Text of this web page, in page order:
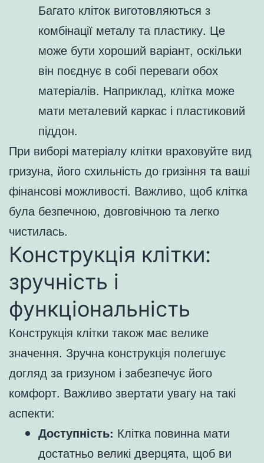
Багато кліток виготовляються з
комбінації металу та пластику. Це
може бути хороший варіант, оскільки
він поєднує в собі переваги обох
матеріалів. Наприклад, клітка може
мати металевий каркас і пластиковий
піддон.
При виборі матеріалу клітки враховуйте вид
гризуна, його схильність до гризіння та ваші
фінансові можливості. Важливо, щоб клітка
була безпечною, довговічною та легко
чистилась.
Конструкція клітки:
зручність і
функціональність
Конструкція клітки також має велике
значення. Зручна конструкція полегшує
догляд за гризуном і забезпечує його
комфорт. Важливо звертати увагу на такі
аспекти:
Доступність: Клітка повинна мати
достатньо великі дверцята, щоб ви